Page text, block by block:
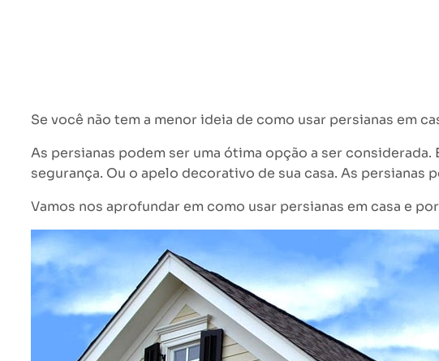
Se você não tem a menor ideia de como usar persianas em
As persianas podem ser uma ótima opção a ser
segurança. Ou o apelo decorativo de sua casa. As persianas
Vamos nos aprofundar em como usar persianas em casa e